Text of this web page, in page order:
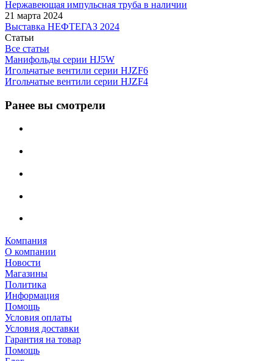
Нержавеющая импульсная труба в наличии
21 марта 2024
Выставка НЕФТЕГАЗ 2024
Статьи
Все статьи
Манифольды серии HJ5W
Игольчатые вентили серии HJZF6
Игольчатые вентили серии HJZF4
Ранее вы смотрели
Компания
О компании
Новости
Магазины
Политика
Информация
Помощь
Условия оплаты
Условия доставки
Гарантия на товар
Помощь